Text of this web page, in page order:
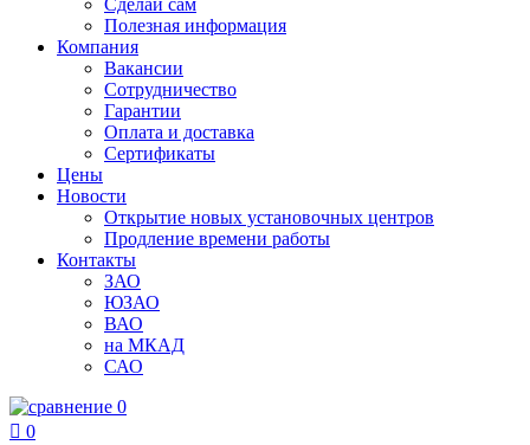
Сделай сам
Полезная информация
Компания
Вакансии
Сотрудничество
Гарантии
Оплата и доставка
Сертификаты
Цены
Новости
Открытие новых установочных центров
Продление времени работы
Контакты
ЗАО
ЮЗАО
ВАО
на МКАД
САО
0
 0